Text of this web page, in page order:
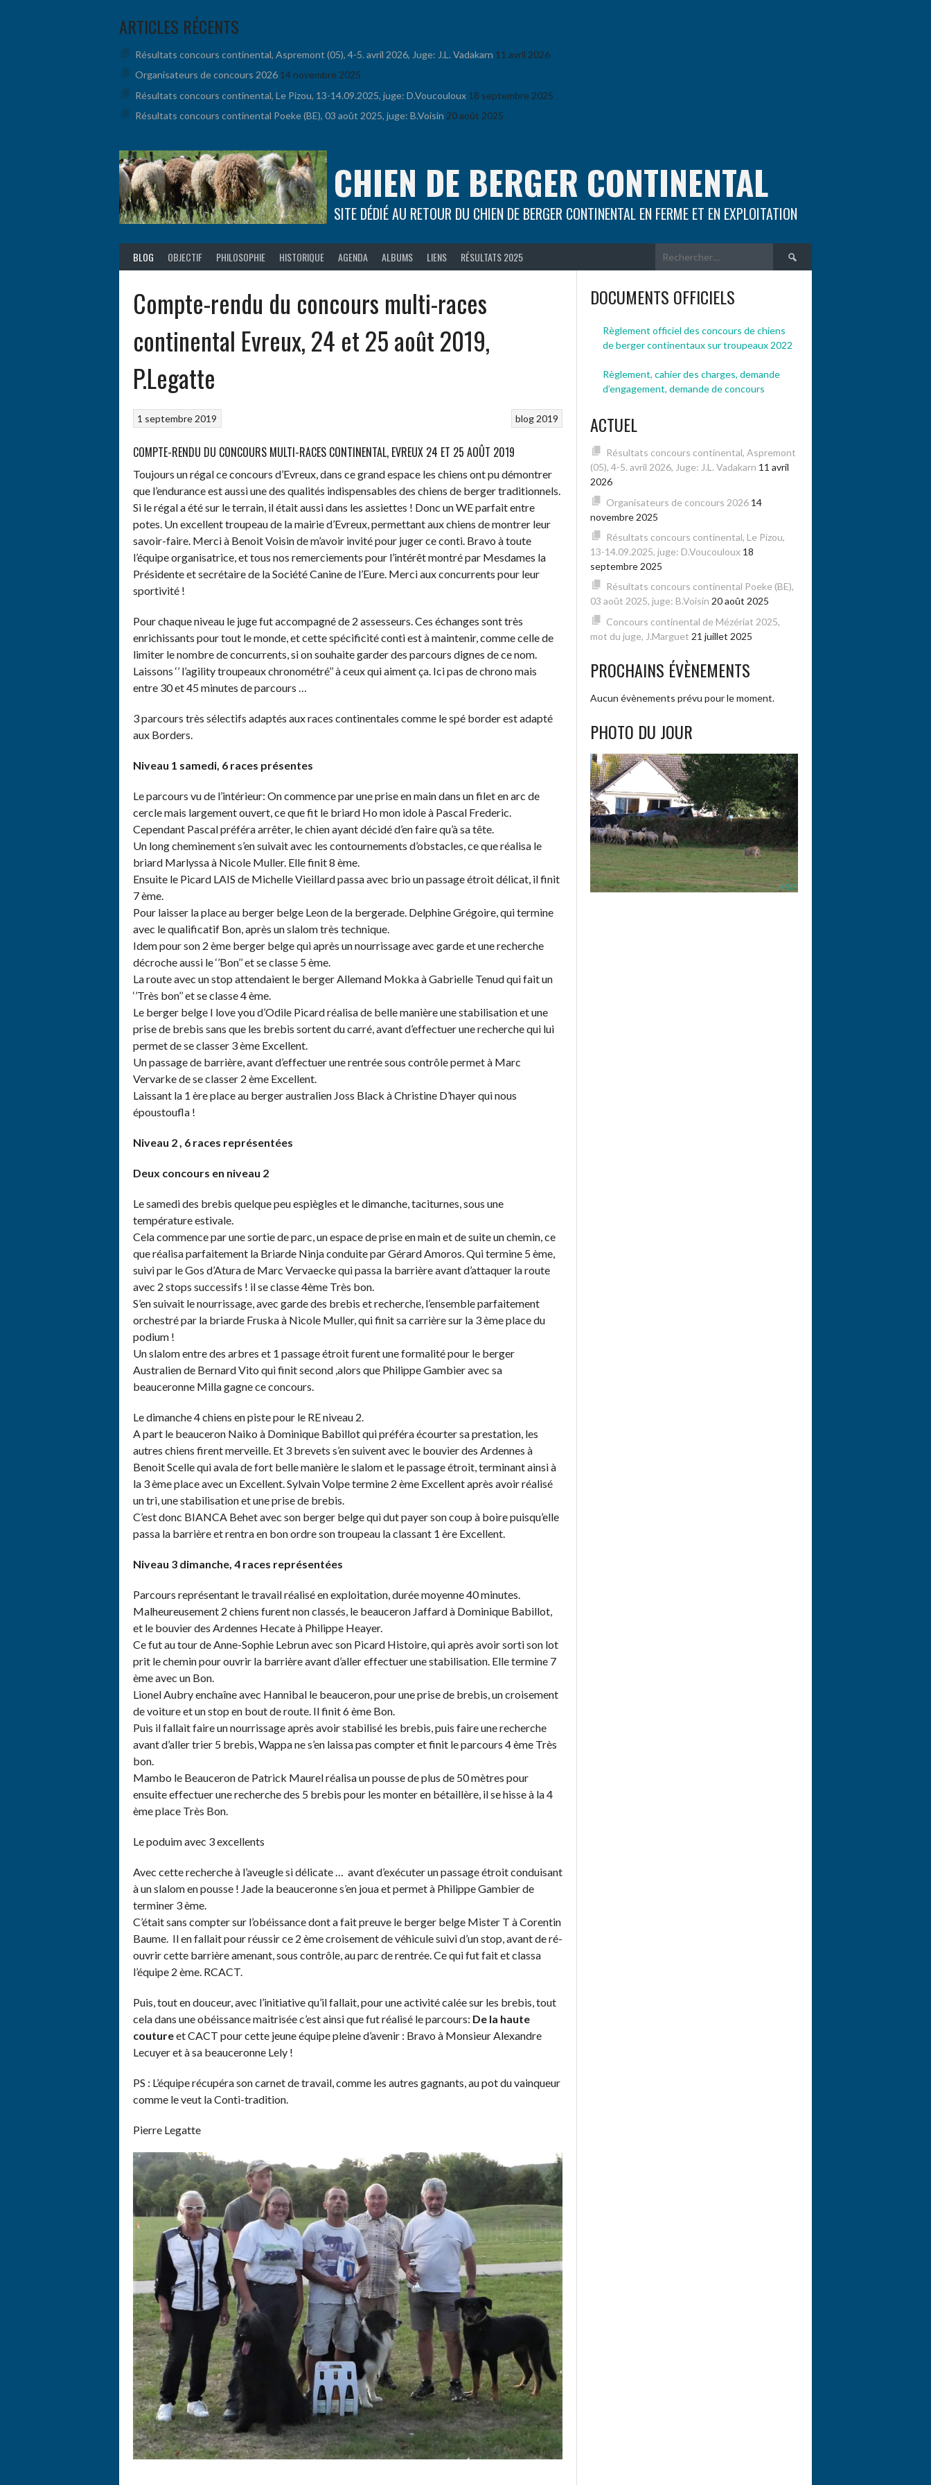
ARTICLES RÉCENTS
Résultats concours continental, Aspremont (05), 4-5. avril 2026, Juge: J.L. Vadakarn 11 avril 2026
Organisateurs de concours 2026 14 novembre 2025
Résultats concours continental, Le Pizou, 13-14.09.2025, juge: D.Voucouloux 18 septembre 2025
Résultats concours continental Poeke (BE), 03 août 2025, juge: B.Voisin 20 août 2025
CHIEN DE BERGER CONTINENTAL
SITE DÉDIÉ AU RETOUR DU CHIEN DE BERGER CONTINENTAL EN FERME ET EN EXPLOITATION
BLOG OBJECTIF PHILOSOPHIE HISTORIQUE AGENDA ALBUMS LIENS RÉSULTATS 2025 Rechercher :
Compte-rendu du concours multi-races
continental Evreux, 24 et 25 août 2019,
P.Legatte
blog 2019
1 septembre 2019
COMPTE-RENDU DU CONCOURS MULTI-RACES CONTINENTAL, EVREUX 24 ET 25 AOÛT 2019
Toujours un régal ce concours d’Evreux, dans ce grand espace les chiens ont pu démontrer
que l’endurance est aussi une des qualités indispensables des chiens de berger traditionnels.
Si le régal a été sur le terrain, il était aussi dans les assiettes ! Donc un WE parfait entre
potes. Un excellent troupeau de la mairie d’Evreux, permettant aux chiens de montrer leur
savoir-faire. Merci à Benoit Voisin de m’avoir invité pour juger ce conti. Bravo à toute
l’équipe organisatrice, et tous nos remerciements pour l’intérêt montré par Mesdames la
Présidente et secrétaire de la Société Canine de l’Eure. Merci aux concurrents pour leur
sportivité !
Pour chaque niveau le juge fut accompagné de 2 assesseurs. Ces échanges sont très
enrichissants pour tout le monde, et cette spécificité conti est à maintenir, comme celle de
limiter le nombre de concurrents, si on souhaite garder des parcours dignes de ce nom.
Laissons ‘’ l’agility troupeaux chronométré’’ à ceux qui aiment ça. Ici pas de chrono mais
entre 30 et 45 minutes de parcours …
3 parcours très sélectifs adaptés aux races continentales comme le spé border est adapté
aux Borders.
Niveau 1 samedi, 6 races présentes
Le parcours vu de l’intérieur: On commence par une prise en main dans un filet en arc de
cercle mais largement ouvert, ce que fit le briard Ho mon idole à Pascal Frederic.
Cependant Pascal préféra arrêter, le chien ayant décidé d’en faire qu’à sa tête.
Un long cheminement s’en suivait avec les contournements d’obstacles, ce que réalisa le
briard Marlyssa à Nicole Muller. Elle finit 8 ème.
Ensuite le Picard LAIS de Michelle Vieillard passa avec brio un passage étroit délicat, il finit
7 ème.
Pour laisser la place au berger belge Leon de la bergerade. Delphine Grégoire, qui termine
avec le qualificatif Bon, après un slalom très technique.
Idem pour son 2 ème berger belge qui après un nourrissage avec garde et une recherche
décroche aussi le ‘’Bon’’ et se classe 5 ème.
La route avec un stop attendaient le berger Allemand Mokka à Gabrielle Tenud qui fait un
‘’Très bon’’ et se classe 4 ème.
Le berger belge I love you d’Odile Picard réalisa de belle manière une stabilisation et une
prise de brebis sans que les brebis sortent du carré, avant d’effectuer une recherche qui lui
permet de se classer 3 ème Excellent.
Un passage de barrière, avant d’effectuer une rentrée sous contrôle permet à Marc
Vervarke de se classer 2 ème Excellent.
Laissant la 1 ère place au berger australien Joss Black à Christine D’hayer qui nous
époustoufla !
Niveau 2 , 6 races représentées
Deux concours en niveau 2
Le samedi des brebis quelque peu espiègles et le dimanche, taciturnes, sous une
température estivale.
Cela commence par une sortie de parc, un espace de prise en main et de suite un chemin, ce
que réalisa parfaitement la Briarde Ninja conduite par Gérard Amoros. Qui termine 5 ème,
suivi par le Gos d’Atura de Marc Vervaecke qui passa la barrière avant d’attaquer la route
avec 2 stops successifs ! il se classe 4ème Très bon.
S’en suivait le nourrissage, avec garde des brebis et recherche, l’ensemble parfaitement
orchestré par la briarde Fruska à Nicole Muller, qui finit sa carrière sur la 3 ème place du
podium !
Un slalom entre des arbres et 1 passage étroit furent une formalité pour le berger
Australien de Bernard Vito qui finit second ,alors que Philippe Gambier avec sa
beauceronne Milla gagne ce concours.
Le dimanche 4 chiens en piste pour le RE niveau 2.
A part le beauceron Naiko à Dominique Babillot qui préféra écourter sa prestation, les
autres chiens firent merveille. Et 3 brevets s’en suivent avec le bouvier des Ardennes à
Benoit Scelle qui avala de fort belle manière le slalom et le passage étroit, terminant ainsi à
la 3 ème place avec un Excellent. Sylvain Volpe termine 2 ème Excellent après avoir réalisé
un tri, une stabilisation et une prise de brebis.
C’est donc BIANCA Behet avec son berger belge qui dut payer son coup à boire puisqu’elle
passa la barrière et rentra en bon ordre son troupeau la classant 1 ère Excellent.
Niveau 3 dimanche, 4 races représentées
Parcours représentant le travail réalisé en exploitation, durée moyenne 40 minutes.
Malheureusement 2 chiens furent non classés, le beauceron Jaffard à Dominique Babillot,
et le bouvier des Ardennes Hecate à Philippe Heayer.
Ce fut au tour de Anne-Sophie Lebrun avec son Picard Histoire, qui après avoir sorti son lot
prit le chemin pour ouvrir la barrière avant d’aller effectuer une stabilisation. Elle termine 7
ème avec un Bon.
Lionel Aubry enchaîne avec Hannibal le beauceron, pour une prise de brebis, un croisement
de voiture et un stop en bout de route. Il finit 6 ème Bon.
Puis il fallait faire un nourrissage après avoir stabilisé les brebis, puis faire une recherche
avant d’aller trier 5 brebis, Wappa ne s’en laissa pas compter et finit le parcours 4 ème Très
bon.
Mambo le Beauceron de Patrick Maurel réalisa un pousse de plus de 50 mètres pour
ensuite effectuer une recherche des 5 brebis pour les monter en bétaillère, il se hisse à la 4
ème place Très Bon.
Le poduim avec 3 excellents
Avec cette recherche à l’aveugle si délicate … avant d’exécuter un passage étroit conduisant
à un slalom en pousse ! Jade la beauceronne s’en joua et permet à Philippe Gambier de
terminer 3 ème.
C’était sans compter sur l’obéissance dont a fait preuve le berger belge Mister T à Corentin
Baume. Il en fallait pour réussir ce 2 ème croisement de véhicule suivi d’un stop, avant de ré-
ouvrir cette barrière amenant, sous contrôle, au parc de rentrée. Ce qui fut fait et classa
l’équipe 2 ème. RCACT.
Puis, tout en douceur, avec l’initiative qu’il fallait, pour une activité calée sur les brebis, tout
cela dans une obéissance maitrisée c’est ainsi que fut réalisé le parcours: De la haute
coutureet CACT pour cette jeune équipe pleine d’avenir : Bravo à Monsieur Alexandre
Lecuyer et à sa beauceronne Lely !
PS : L’équipe récupéra son carnet de travail, comme les autres gagnants, au pot du vainqueur
comme le veut la Conti-tradition.
Pierre Legatte
DOCUMENTS OFFICIELS
Règlement officiel des concours de chiens
de berger continentaux sur troupeaux 2022
Règlement, cahier des charges, demande
d’engagement, demande de concours
ACTUEL
Résultats concours continental, Aspremont
(05), 4-5. avril 2026, Juge: J.L. Vadakarn 11 avril
2026
Organisateurs de concours 2026 14
novembre 2025
Résultats concours continental, Le Pizou,
13-14.09.2025, juge: D.Voucouloux 18
septembre 2025
Résultats concours continental Poeke (BE),
03 août 2025, juge: B.Voisin 20 août 2025
Concours continental de Mézériat 2025,
mot du juge, J.Marguet 21 juillet 2025
PROCHAINS ÉVÈNEMENTS
Aucun évènements prévu pour le moment.
PHOTO DU JOUR
+53